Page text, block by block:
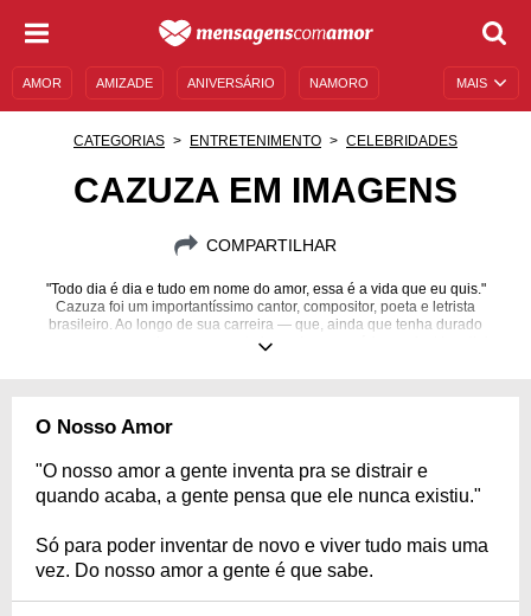
MAIS
AMOR AMIZADE ANIVERSÁRIO NAMORO
CATEGORIAS ENTRETENIMENTO CELEBRIDADES
CAZUZA EM IMAGENS
COMPARTILHAR
"Todo dia é dia e tudo em nome do amor, essa é a vida que eu quis."
Cazuza foi um importantíssimo cantor, compositor, poeta e letrista
brasileiro. Ao longo de sua carreira — que, ainda que tenha durado
apenas nove anos, teve um grande impacto no cenário musical brasileiro
importante! Cante ao som de Cazuza e se permita viajar no tempo através
04/04/1958 07/07/1990
O Nosso Amor
"O nosso amor a gente inventa pra se distrair e
quando acaba, a gente pensa que ele nunca existiu."
Só para poder inventar de novo e viver tudo mais uma
vez. Do nosso amor a gente é que sabe.